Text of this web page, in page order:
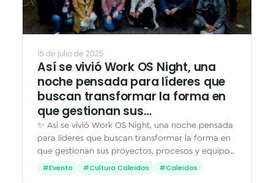
15 de julio de 2025
Así se vivió Work OS Night, una
noche pensada para líderes que
buscan transformar la forma en
que gestionan sus…
✨ Así se vivió Work OS Night, una noche pensada
para líderes que buscan transformar la forma en
que gestionan sus proyectos, procesos y equipos.
Laura Márquez, CEO de Caleidos, abrió la noche…
#Evento #Cultura Caleidos #Caleidos